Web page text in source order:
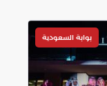
بوابة السعودية